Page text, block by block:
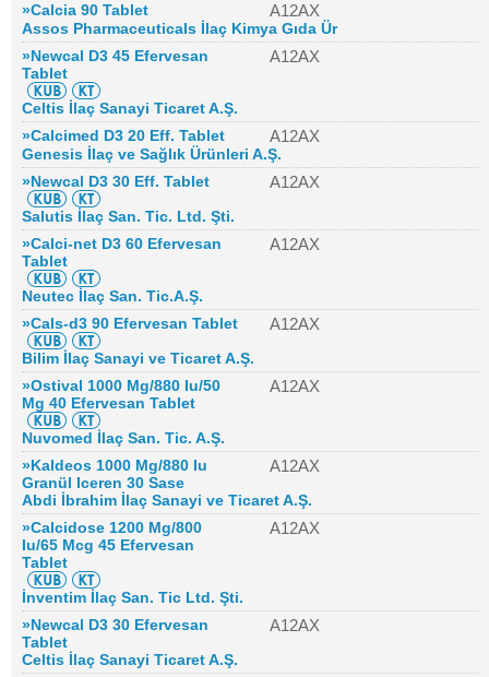
»Calcia 90 Tablet A12AX
Assos Pharmaceuticals İlaç Kimya Gıda Ür
»Newcal D3 45 Efervesan
Tablet
A12AX
Celtis İlaç Sanayi Ticaret A.Ş.
»Calcimed D3 20 Eff. Tablet
A12AX
Genesis İlaç ve Sağlık Ürünleri A.Ş.
»Newcal D3 30 Eff. Tablet
A12AX
Salutis İlaç San. Tic. Ltd. Şti.
»Calci-net D3 60 Efervesan
Tablet
A12AX
Neutec İlaç San. Tic.A.Ş.
»Cals-d3 90 Efervesan Tablet
A12AX
Bilim İlaç Sanayi ve Ticaret A.Ş.
»Ostival 1000 Mg/880 Iu/50
Mg 40 Efervesan Tablet
A12AX
Nuvomed İlaç San. Tic. A.Ş.
»Kaldeos 1000 Mg/880 Iu
Granül Iceren 30 Sase
A12AX
Abdi İbrahim İlaç Sanayi ve Ticaret A.Ş.
»Calcidose 1200 Mg/800
Iu/65 Mcg 45 Efervesan
Tablet
A12AX
İnventim İlaç San. Tic Ltd. Şti.
»Newcal D3 30 Efervesan
Tablet
A12AX
Celtis İlaç Sanayi Ticaret A.Ş.